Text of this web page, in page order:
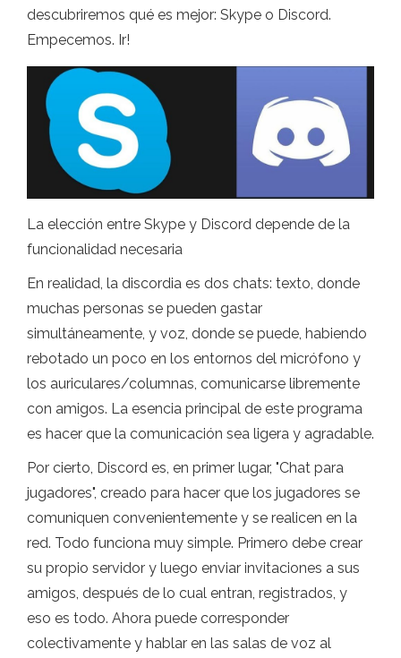
descubriremos qué es mejor: Skype o Discord.
Empecemos. Ir!
La elección entre Skype y Discord depende de la
funcionalidad necesaria
En realidad, la discordia es dos chats: texto, donde
muchas personas se pueden gastar
simultáneamente, y voz, donde se puede, habiendo
rebotado un poco en los entornos del micrófono y
los auriculares/columnas, comunicarse libremente
con amigos. La esencia principal de este programa
es hacer que la comunicación sea ligera y agradable.
Por cierto, Discord es, en primer lugar, "Chat para
jugadores", creado para hacer que los jugadores se
comuniquen convenientemente y se realicen en la
red. Todo funciona muy simple. Primero debe crear
su propio servidor y luego enviar invitaciones a sus
amigos, después de lo cual entran, registrados, y
eso es todo. Ahora puede corresponder
colectivamente y hablar en las salas de voz al